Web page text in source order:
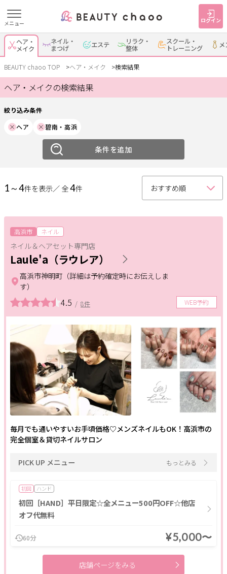
メニュー ログイン
すでに会員の方
ログイン
はじめてご利用の方
新規会員登録
ジャンルで探す
ヘア・メイク ネイル・まつげ
スクール・
トレーニング
メンズ
大人女子トピック ランキング
サポート
よくある質問
利用規約
プライバシーポリシー
運営会社
お問い合わせ
掲載店様
掲載のご案内
掲載の申込み
掲載店様ログイン
閉じる
ヘア・
メイク
ネイル・
まつげ エステ リラク・
整体
スクール・
トレーニング メ
BEAUTY chaoo TOP ヘア・メイク 検索結果
ヘア・メイクの検索結果
絞り込み条件
ヘア
碧南・高浜
条件を追加
1～4件を表示／ 全4件
高浜市 ネイル
ネイル＆ヘアセット専門店
Laule'a（ラウレア）
WEB予約
4.5 / 8件
高浜市神明町（詳細は予約確定時にお伝えしま
す）
毎月でも通いやすいお手頃価格♡メンズネイルもOK！高浜市の
完全個室＆貸切ネイルサロン
PICK UP メニュー もっとみる
初回 ハンド
初回［HAND］平日限定☆全メニュー500円OFF☆他店
オフ代無料
60分 ¥5,000〜
店舗ページをみる
絞り込み
ジャンル
ヘア
エリア
岡崎・幸田
・蒲郡
安城
碧南・高浜
豊明・大府・知多・
ヘアメニュー
カット
トリートメント 縮毛矯正 ヘッドスパ
スカルプケア エクステ
シェービング ヘアセット ロング料金なし
白髪染め キッズメニュー 眉毛
メイクメニュー
メイク カラー診断 骨格診断
ファッション レッスン
着付け
条件
ポイント利用OK
キッズメニュー
駅近
成人式
1人のスタッフが最後まで対応
ペア施術OK 予約なしOK